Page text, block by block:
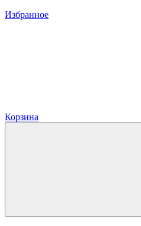
Избранное
Корзина